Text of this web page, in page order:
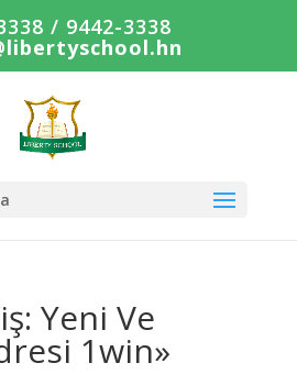
/ 9442-3338
Yeni Ve
1win»